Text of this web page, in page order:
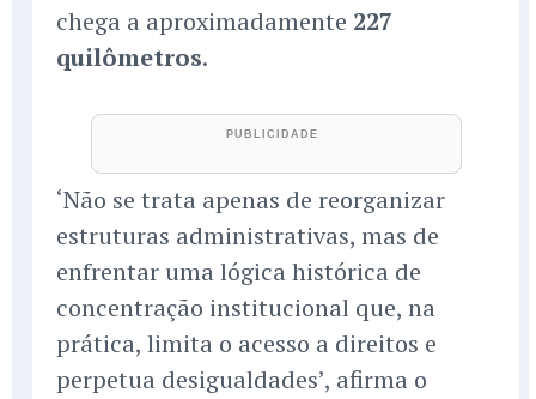
chega a aproximadamente 227
quilômetros.
‘Não se trata apenas de reorganizar
estruturas administrativas, mas de
enfrentar uma lógica histórica de
concentração institucional que, na
prática, limita o acesso a direitos e
perpetua desigualdades’, afirma o